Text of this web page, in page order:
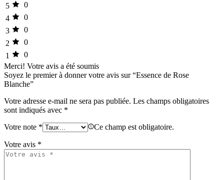
5
0
4
0
3
0
2
0
1
0
Merci! Votre avis a été soumis
Soyez le premier à donner votre avis sur “Essence de Rose
Blanche”
Votre adresse e-mail ne sera pas publiée. Les champs obligatoires
sont indiqués avec *
Votre note * Ce champ est obligatoire.
Votre avis *